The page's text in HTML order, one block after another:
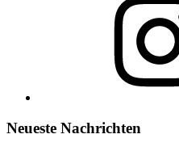
Neueste Nachrichten